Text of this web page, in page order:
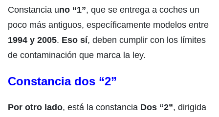
Constancia uno “1”, que se entrega a coches un
poco más antiguos, específicamente modelos entre
1994 y 2005. Eso sí, deben cumplir con los límites
de contaminación que marca la ley.
Constancia dos “2”
Por otro lado, está la constancia Dos “2”, dirigida